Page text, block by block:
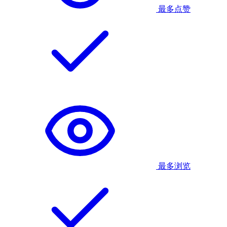
最多点赞
最多浏览